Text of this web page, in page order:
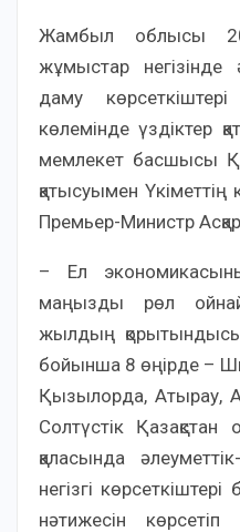
Жамбыл облысы
жұмыстар негізінде
даму
көлемінде үздіктер
мемлекет басшысы
қатысуымен
Премьер-Министр
– Ел
маңызды рөл
жылдың
бойынша 8 өңірде –
Қызылорда, Атырау,
Солтүстік
қаласында
негізгі
нәтижесін